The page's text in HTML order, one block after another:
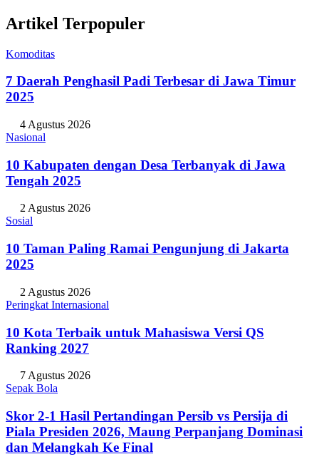
Artikel Terpopuler
Komoditas
7 Daerah Penghasil Padi Terbesar di Jawa Timur
2025
4 Agustus 2026
Nasional
10 Kabupaten dengan Desa Terbanyak di Jawa
Tengah 2025
2 Agustus 2026
Sosial
10 Taman Paling Ramai Pengunjung di Jakarta
2025
2 Agustus 2026
Peringkat Internasional
10 Kota Terbaik untuk Mahasiswa Versi QS
Ranking 2027
7 Agustus 2026
Sepak Bola
Skor 2-1 Hasil Pertandingan Persib vs Persija di
Piala Presiden 2026, Maung Perpanjang Dominasi
dan Melangkah Ke Final